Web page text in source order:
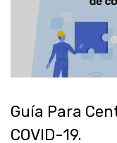
Guía Para
COVID-19.